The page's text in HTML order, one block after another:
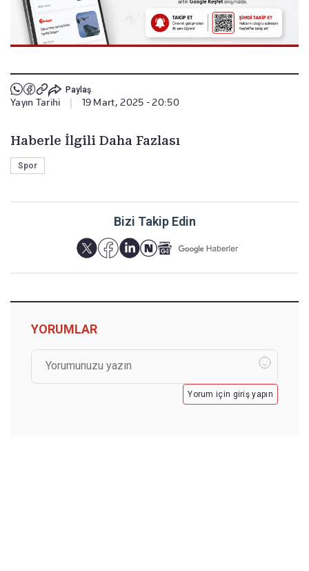
Paylaş
Yayın Tarihi | 19 Mart, 2025 - 20:50
Haberle İlgili Daha Fazlası
Spor
Bizi Takip Edin
YORUMLAR
Yorum için giriş yapın